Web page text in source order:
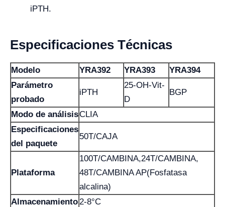
iPTH.
Especificaciones Técnicas
Modelo YRA392 YRA393
YRA394
Parámetro
probado
iPTH
25-OH-Vit-
D
BGP
Modo de análisisCLIA
Especificaciones
del paquete
50T/CAJA
Plataforma
100T/CAMBINA,24T/CAMBINA,
48T/CAMBINA AP(Fosfatasa
alcalina)
Almacenamiento2-8°C